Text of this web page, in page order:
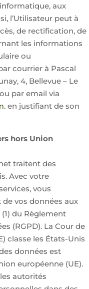
aux
l’Utilisateur peut à
de rectification, de
les informations
ou
courrier à Pascal
4, Bellevue – Le
ou par email via
en justifiant de son
hors Union
traitent des
Avec votre
vous
vos données aux
du Règlement
(RGPD). La Cour de
classe les États-Unis
données est
européenne (UE).
autorités